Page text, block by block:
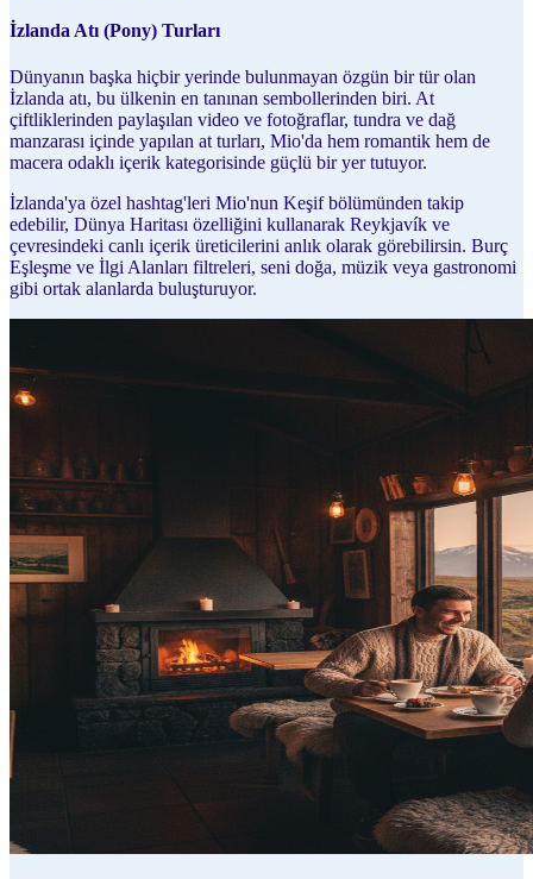
İzlanda Atı (Pony) Turları
Dünyanın başka hiçbir yerinde bulunmayan özgün bir tür olan
İzlanda atı, bu ülkenin en tanınan sembollerinden biri. At
çiftliklerinden paylaşılan video ve fotoğraflar, tundra ve dağ
manzarası içinde yapılan at turları, Mio'da hem romantik hem de
macera odaklı içerik kategorisinde güçlü bir yer tutuyor.
İzlanda'ya özel hashtag'leri Mio'nun Keşif bölümünden takip
edebilir, Dünya Haritası özelliğini kullanarak Reykjavík ve
çevresindeki canlı içerik üreticilerini anlık olarak görebilirsin. Burç
Eşleşme ve İlgi Alanları filtreleri, seni doğa, müzik veya gastronomi
gibi ortak alanlarda buluşturuyor.